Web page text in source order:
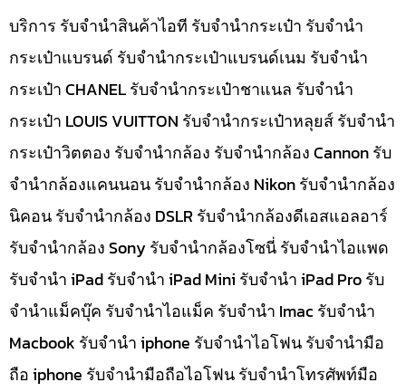
บริการ รับจำนำสินค้าไอที รับจำนำกระเป๋า รับจำนำ
กระเป๋าแบรนด์ รับจำนำกระเป๋าแบรนด์เนม รับจำนำ
กระเป๋า CHANEL รับจำนำกระเป๋าชาแนล รับจำนำ
กระเป๋า LOUIS VUITTON รับจำนำกระเป๋าหลุยส์ รับจำนำ
กระเป๋าวิตตอง รับจำนำกล้อง รับจำนำกล้อง Cannon รับ
จำนำกล้องแคนนอน รับจำนำกล้อง Nikon รับจำนำกล้อง
นิคอน รับจำนำกล้อง DSLR รับจำนำกล้องดีเอสแอลอาร์
รับจำนำกล้อง Sony รับจำนำกล้องโซนี่ รับจำนำไอแพด
รับจำนำ iPad รับจำนำ iPad Mini รับจำนำ iPad Pro รับ
จำนำแม็คบุ๊ค รับจำนำไอแม็ค รับจำนำ Imac รับจำนำ
Macbook รับจำนำ iphone รับจำนำไอโฟน รับจำนำมือ
ถือ iphone รับจำนำมือถือไอโฟน รับจำนำโทรศัพท์มือ